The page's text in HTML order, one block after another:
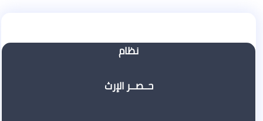
نظام
حــصــر الإرث